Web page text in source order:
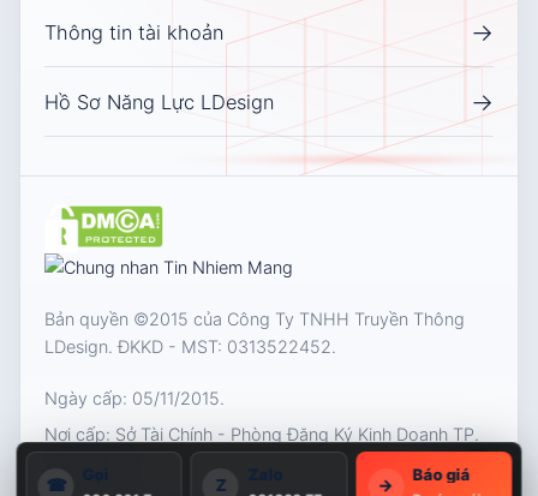
☎ Z
Zalo
→
Báo giá
Thông tin tài khoản →
Hồ Sơ Năng Lực LDesign →
Bản quyền ©2015 của Công Ty TNHH Truyền Thông
LDesign. ĐKKD - MST: 0313522452.
Ngày cấp: 05/11/2015.
Nơi cấp: Sở Tài Chính - Phòng Đăng Ký Kinh Doanh TP.